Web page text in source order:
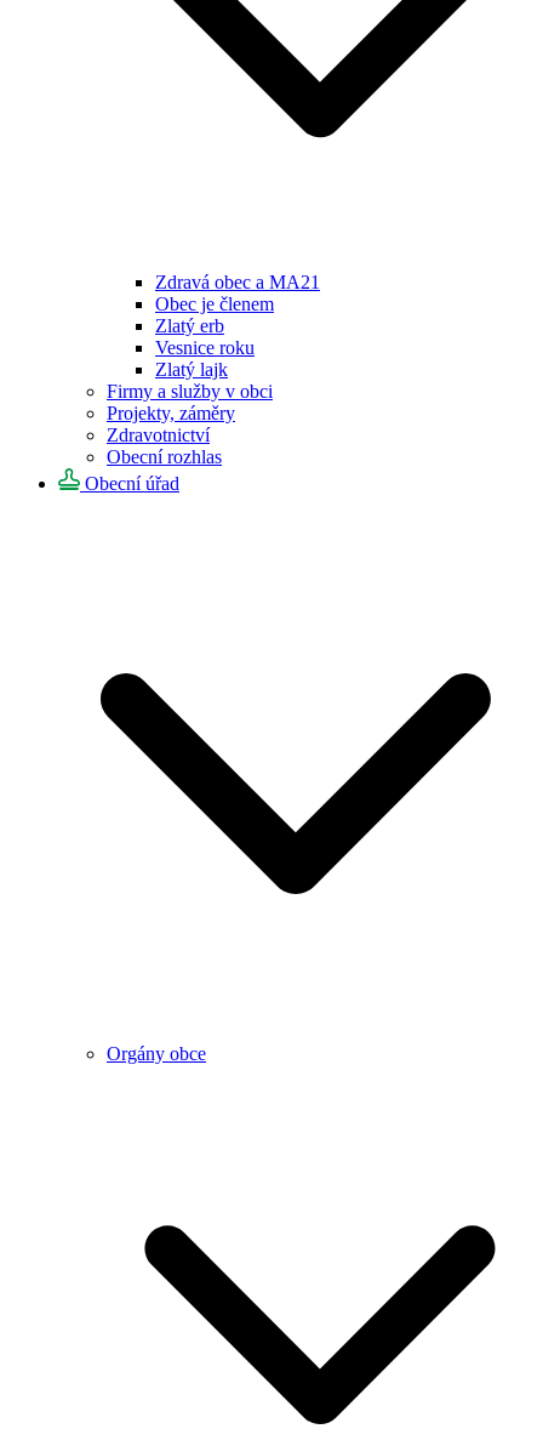
Zdravá obec a MA21
Obec je členem
Zlatý erb
Vesnice roku
Zlatý lajk
Firmy a služby v obci
Projekty, záměry
Zdravotnictví
Obecní rozhlas
Obecní úřad
Orgány obce